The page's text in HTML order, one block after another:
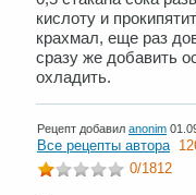
кислоту и
крахмал, еще раз
сразу же добавить
охладить.
Рецепт добавил anonim
Все рецепты автора
0/1812